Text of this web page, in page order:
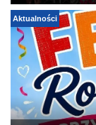
Aktualności